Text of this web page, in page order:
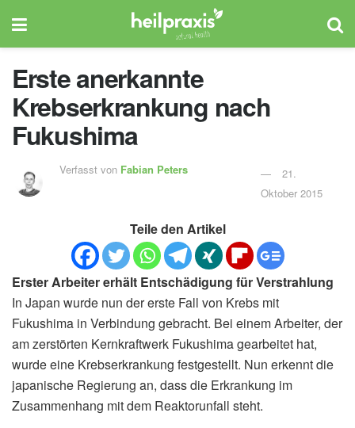
Erste anerkannte
Krebserkrankung nach
Fukushima
Verfasst von Fabian Peters
21.
Oktober 2015
Teile den Artikel
Erster Arbeiter erhält Entschädigung für Verstrahlung
In Japan wurde nun der erste Fall von Krebs mit
Fukushima in Verbindung gebracht. Bei einem Arbeiter, der
am zerstörten Kernkraftwerk Fukushima gearbeitet hat,
wurde eine Krebserkrankung festgestellt. Nun erkennt die
japanische Regierung an, dass die Erkrankung im
Zusammenhang mit dem Reaktorunfall steht.